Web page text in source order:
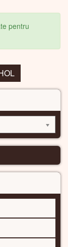
pentru